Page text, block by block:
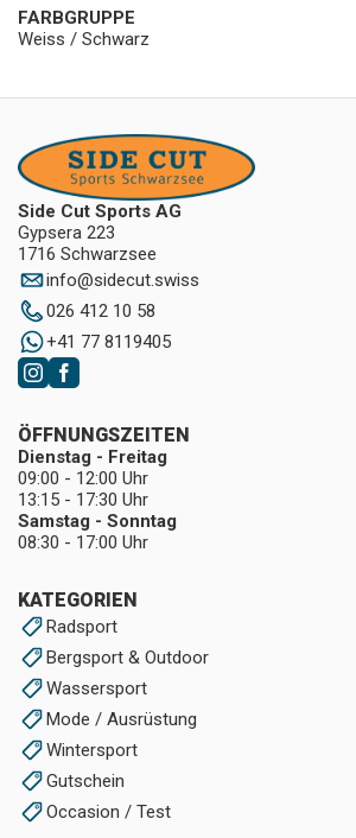
FARBGRUPPE
Weiss / Schwarz
Side Cut Sports AG
Gypsera 223
1716 Schwarzsee
info@sidecut.swiss
026 412 10 58
+41 77 8119405
KATEGORIEN
Radsport
Bergsport & Outdoor
Wassersport
Mode / Ausrüstung
Wintersport
Gutschein
Occasion / Test
ÖFFNUNGSZEITEN
Dienstag - Freitag
09:00 - 12:00 Uhr
13:15 - 17:30 Uhr
Samstag - Sonntag
08:30 - 17:00 Uhr